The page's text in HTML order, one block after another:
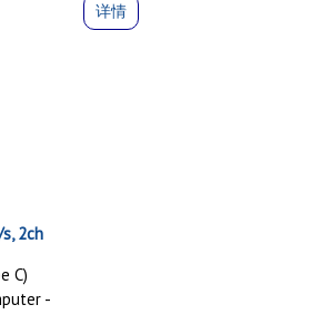
详情
2ch
C)
-